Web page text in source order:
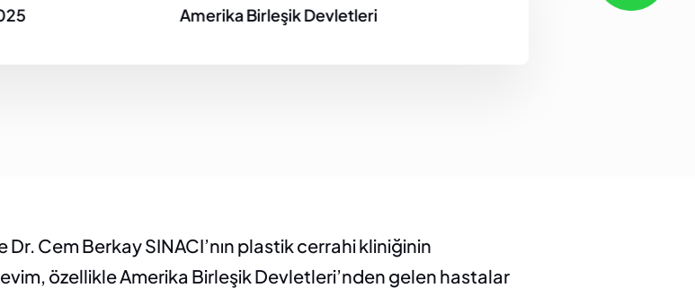
Amerika Birleşik Devletleri
Cem Berkay SINACI’nın plastik cerrahi kliniğinin
özellikle Amerika Birleşik Devletleri’nden gelen hastalar